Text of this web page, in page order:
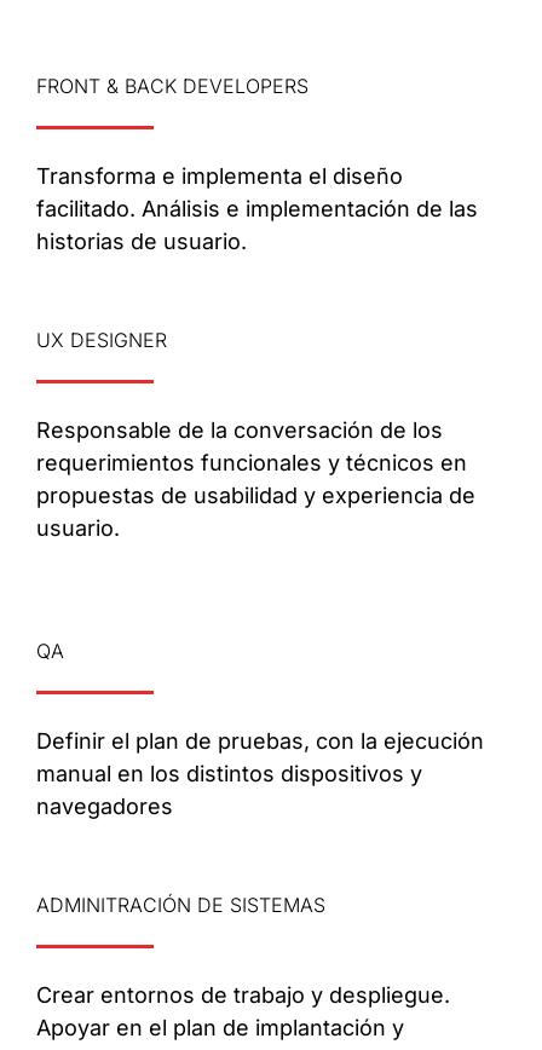
FRONT & BACK DEVELOPERS
Transforma e implementa el diseño
facilitado. Análisis e implementación de las
historias de usuario.
UX DESIGNER
Responsable de la conversación de los
requerimientos funcionales y técnicos en
propuestas de usabilidad y experiencia de
usuario.
QA
Definir el plan de pruebas, con la ejecución
manual en los distintos dispositivos y
navegadores
ADMINITRACIÓN DE SISTEMAS
Crear entornos de trabajo y despliegue.
Apoyar en el plan de implantación y